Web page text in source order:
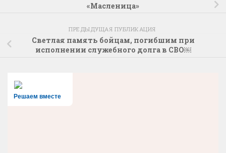
«Масленица»
ПРЕДЫДУЩАЯ ПУБЛИКАЦИЯ
Светлая память бойцам, погибшим при
исполнении служебного долга в СВО￼
Решаем вместе